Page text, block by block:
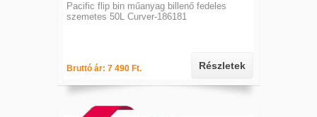
Pacific flip bin műanyag billenő fedeles
szemetes 50L Curver-186181
Bruttó ár: 7 490 Ft. Részletek